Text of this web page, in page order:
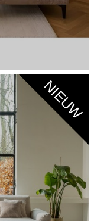
NIEUW